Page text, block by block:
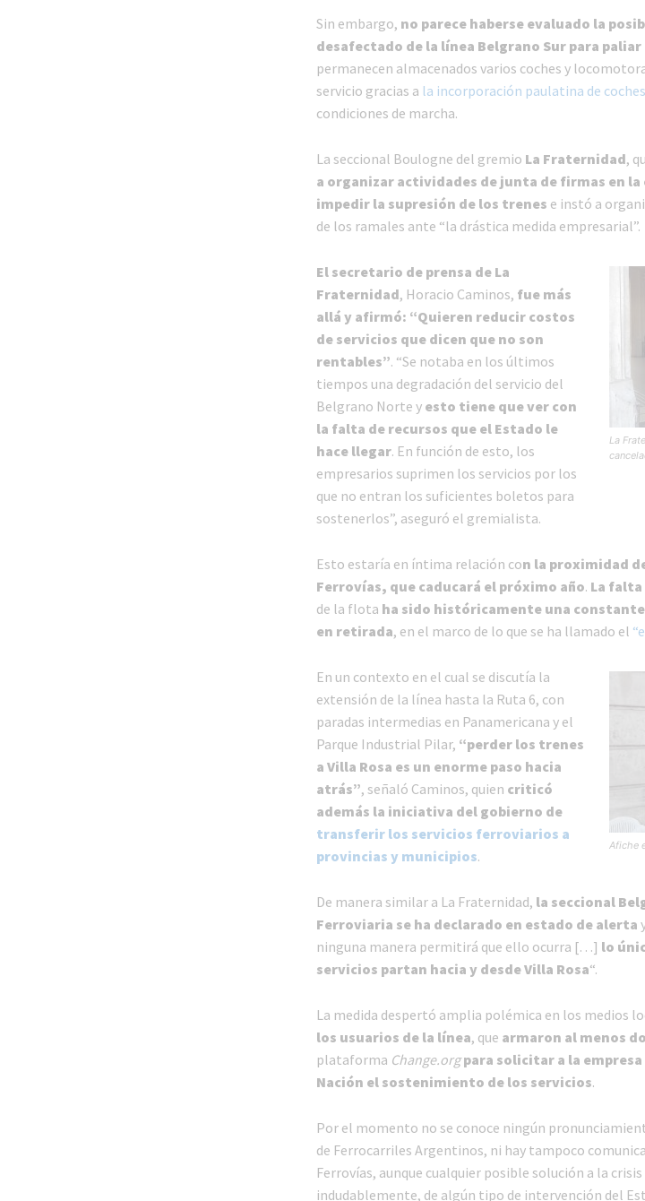
Sin embargo, no parece haberse evaluado la
desafectado de la línea Belgrano Sur para
permanecen almacenados varios coches y
servicio gracias a la incorporación paulatina de
condiciones de marcha.
La seccional Boulogne del gremio La Fraternidad,
a organizar actividades de junta de firmas en
impedir la supresión de los trenes e instó a
de los ramales ante “la drástica medida empresarial”.
La
El secretario de prensa de La
Fraternidad, Horacio Caminos, fue más
allá y afirmó: “Quieren reducir costos
de servicios que dicen que no son
rentables”. “Se notaba en los últimos
tiempos una degradación del servicio del
Belgrano Norte y esto tiene que ver con
la falta de recursos que el Estado le
hace llegar. En función de esto, los
empresarios suprimen los servicios por los
que no entran los suficientes boletos para
sostenerlos”, aseguró el gremialista.
Esto estaría en íntima relación con la proximidad
Ferrovías, que caducará el próximo año. La
de la flota ha sido históricamente una
en retirada, en el marco de lo que se ha llamado el
Afiche
En un contexto en el cual se discutía la
extensión de la línea hasta la Ruta 6, con
paradas intermedias en Panamericana y el
Parque Industrial Pilar, “perder los trenes
a Villa Rosa es un enorme paso hacia
atrás”, señaló Caminos, quien criticó
además la iniciativa del gobierno de
transferir los servicios ferroviarios a
provincias y municipios.
De manera similar a La Fraternidad, la seccional
Ferroviaria se ha declarado en estado de alerta
ninguna manera permitirá que ello ocurra […] lo
servicios partan hacia y desde Villa Rosa“.
La medida despertó amplia polémica en los medios
los usuarios de la línea, que armaron al menos
plataforma Change.org para solicitar a la
Nación el sostenimiento de los servicios.
Por el momento no se conoce ningún
de Ferrocarriles Argentinos, ni hay tampoco
Ferrovías, aunque cualquier posible solución a la
indudablemente, de algún tipo de intervención del